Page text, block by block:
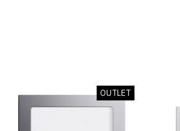
OUTLET